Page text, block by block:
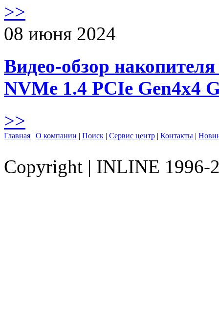
>>
08 июня 2024
Видео-обзор
NVMe 1.4 PCIe Gen4х4
>>
Главная | О компании | Поиск | Сервис центр | Контакты |
Copyright | INLINE 1996-